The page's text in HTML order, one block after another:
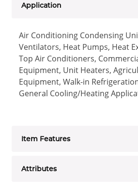
Application
Air Conditioning Condensing
Ventilators, Heat Pumps, Heat
Top Air Conditioners,
Equipment, Unit Heaters,
Equipment, Walk-in
General Cooling/Heating
Item Features
Attributes